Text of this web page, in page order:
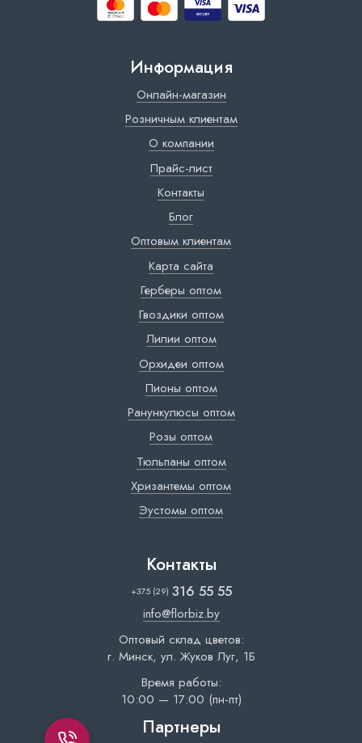
Информация
Онлайн-магазин
Розничным клиентам
О компании
Прайс-лист
Контакты
Блог
Оптовым клиентам
Карта сайта
Герберы оптом
Гвоздики оптом
Лилии оптом
Орхидеи оптом
Пионы оптом
Ранункулюсы оптом
Розы оптом
Тюльпаны оптом
Хризантемы оптом
Эустомы оптом
Контакты
+375 (29) 316 55 55
info@florbiz.by
Оптовый склад цветов:
г. Минск, ул. Жуков Луг, 1Б
Время работы:
10:00 — 17:00 (пн-пт)
Партнеры